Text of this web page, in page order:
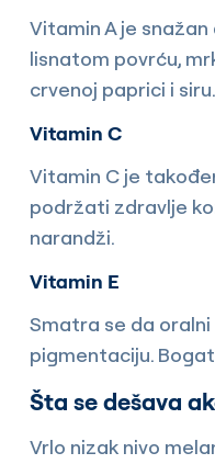
Vitamin A je
lisnatom povrću,
crvenoj paprici i siru.
Vitamin C
Vitamin C je
podržati zdravlje
narandži.
Vitamin E
Smatra se da
pigmentaciju.
Šta se dešava
Vrlo nizak nivo